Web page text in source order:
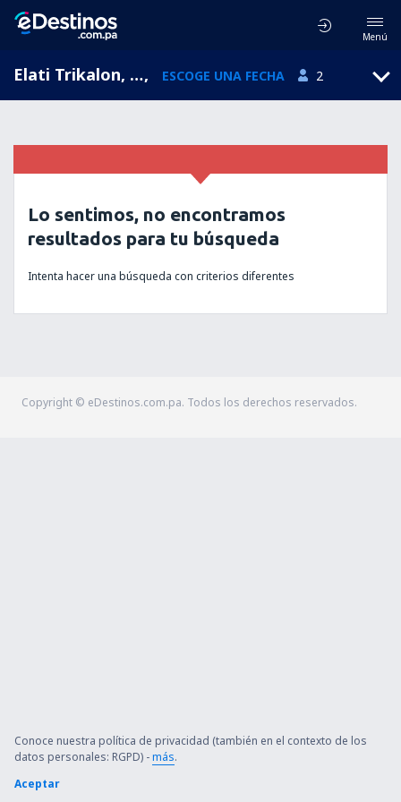
Menú
Elati Trikalon, Thessaly, Grecia, ESCOGE UNA FECHA 2
Lo sentimos, no encontramos
resultados para tu búsqueda
Intenta hacer una búsqueda con criterios diferentes
Copyright © eDestinos.com.pa. Todos los derechos reservados.
Conoce nuestra política de privacidad (también en el contexto de los
datos personales: RGPD) -más.
Aceptar